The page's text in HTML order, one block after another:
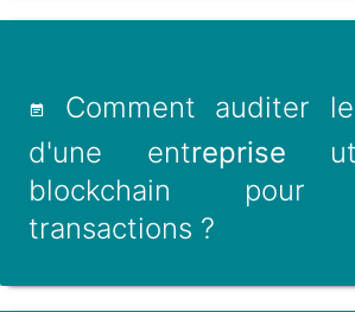
Comment auditer
d'une entreprise
blockchain pour
transactions ?